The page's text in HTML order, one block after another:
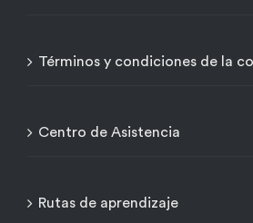
Términos y condiciones de la
Centro de Asistencia
Rutas de aprendizaje